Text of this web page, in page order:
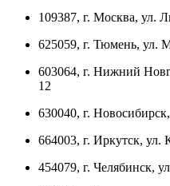
109387, г. Москва, ул.
625059, г. Тюмень, ул.
603064, г. Нижний
12
630040, г.
664003, г. Иркутск, ул.
454079, г. Челябинск,